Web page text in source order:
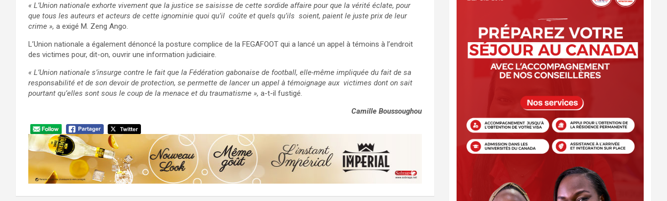
« L’Union nationale exhorte vivement que la justice se saisisse de cette sordide affaire pour que la vérité éclate, pour
que tous les auteurs et acteurs de cette ignominie quoi qu’il coûte et quels qu’ils soient, paient le juste prix de leur
crime », a exigé M. Zeng Ango.
L’Union nationale a également dénoncé la posture complice de la FEGAFOOT qui a lancé un appel à témoins à l’endroit
des victimes pour, dit-on, ouvrir une information judiciaire.
« L’Union nationale s’insurge contre le fait que la Fédération gabonaise de football, elle-même impliquée du fait de sa
responsabilité et de son devoir de protection, se permette de lancer un appel à témoignage aux victimes dont on sait
pourtant qu’elles sont sous le coup de la menace et du traumatisme », a-t-il fustigé.
Camille Boussoughou